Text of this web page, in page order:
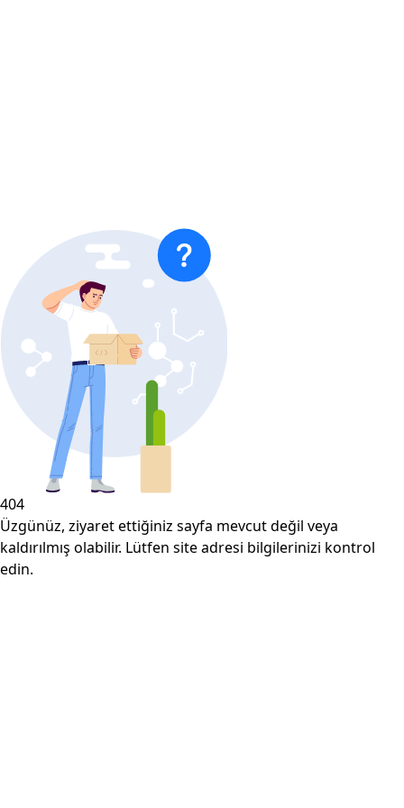
404
Üzgünüz, ziyaret ettiğiniz sayfa mevcut değil veya
kaldırılmış olabilir. Lütfen site adresi bilgilerinizi kontrol
edin.